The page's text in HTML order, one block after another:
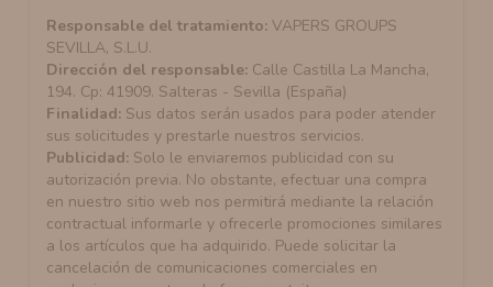
Responsable del tratamiento: VAPERS GROUPS
SEVILLA, S.L.U.
Dirección del responsable: Calle Castilla La Mancha,
194. Cp: 41909. Salteras - Sevilla (España)
Finalidad: Sus datos serán usados para poder atender
sus solicitudes y prestarle nuestros servicios.
Publicidad: Solo le enviaremos publicidad con su
autorización previa. No obstante, efectuar una compra
en nuestro sitio web nos permitirá mediante la relación
contractual informarle y ofrecerle promociones similares
a los artículos que ha adquirido. Puede solicitar la
cancelación de comunicaciones comerciales en